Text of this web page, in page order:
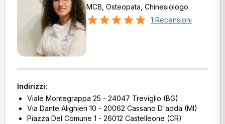
MCB, Osteopata, Chinesiologo
1 Recensioni
Indirizzi:
Viale Montegrappa 25 - 24047 Treviglio (BG)
Via Dante Alighieri 10 - 20062 Cassano D'adda (MI)
Piazza Del Comune 1 - 26012 Castelleone (CR)